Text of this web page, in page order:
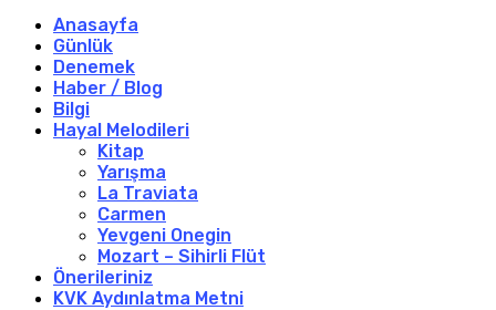
Anasayfa
Günlük
Denemek
Haber / Blog
Bilgi
Hayal Melodileri
Kitap
Yarışma
La Traviata
Carmen
Yevgeni Onegin
Mozart – Sihirli Flüt
Önerileriniz
KVK Aydınlatma Metni